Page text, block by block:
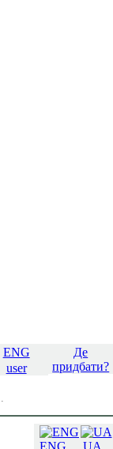
Де
придбати?
ENG
UA
ENG
user